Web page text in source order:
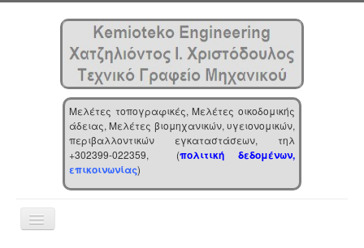
Μελέτες τοπογραφικές, Μελέτες οικοδομικής
άδειας, Μελέτες βιομηχανικών, υγειονομικών,
περιβαλλοντικών εγκαταστάσεων, τηλ
+302399-022359, (πολιτική δεδομένων,
επικοινωνίας)
Toggle
Navigation